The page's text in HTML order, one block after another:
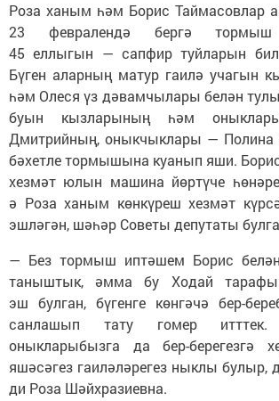
Роза ханым һәм Борис Таймасовлар
23 февралендә бергә тормыш
45 еллыгын — сапфир туйларын
Бүген аларның матур гаилә учагын
һәм Олеся үз дәвамчылары белән
буын кызларының һәм
Дмитрийның, оныкчыклары —
бәхетле тормышына куанып яши.
хезмәт юлын машина йөртүче
ә Роза ханым көнкүреш хезмәт
эшләгән, шәһәр Советы депутаты
— Без тормыш иптәшем Борис
таныштык, әмма бу Ходай
эш булган, бүгенге көнгәчә бер-
санлашып тату гомер итттек.
оныкларыбызга да бер-берегезгә
яшәсәгез гаиләләрегез ныклы булыр,
ди Роза Шәйхразиевна.